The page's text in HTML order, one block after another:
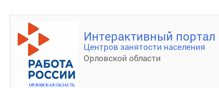
Интерактивный портал
Центров занятости населения
Орловской области